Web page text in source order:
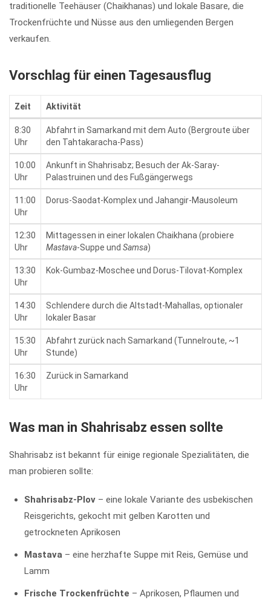
traditionelle Teehäuser (Chaikhanas) und lokale Basare, die
Trockenfrüchte und Nüsse aus den umliegenden Bergen
verkaufen.
Vorschlag für einen Tagesausflug
Zeit Aktivität
8:30
Uhr
Abfahrt in Samarkand mit dem Auto (Bergroute über
den Tahtakaracha-Pass)
10:00
Uhr
Ankunft in Shahrisabz; Besuch der Ak-Saray-
Palastruinen und des Fußgängerwegs
11:00
Uhr
Dorus-Saodat-Komplex und Jahangir-Mausoleum
12:30
Uhr
Mittagessen in einer lokalen Chaikhana (probiere
Mastava-Suppe und Samsa)
13:30
Uhr
Kok-Gumbaz-Moschee und Dorus-Tilovat-Komplex
14:30
Uhr
Schlendere durch die Altstadt-Mahallas, optionaler
lokaler Basar
15:30
Uhr
Abfahrt zurück nach Samarkand (Tunnelroute, ~1
Stunde)
16:30
Uhr
Zurück in Samarkand
Was man in Shahrisabz essen sollte
Shahrisabz ist bekannt für einige regionale Spezialitäten, die
man probieren sollte:
Shahrisabz-Plov – eine lokale Variante des usbekischen
Reisgerichts, gekocht mit gelben Karotten und
getrockneten Aprikosen
Mastava – eine herzhafte Suppe mit Reis, Gemüse und
Lamm
Frische Trockenfrüchte – Aprikosen, Pflaumen und